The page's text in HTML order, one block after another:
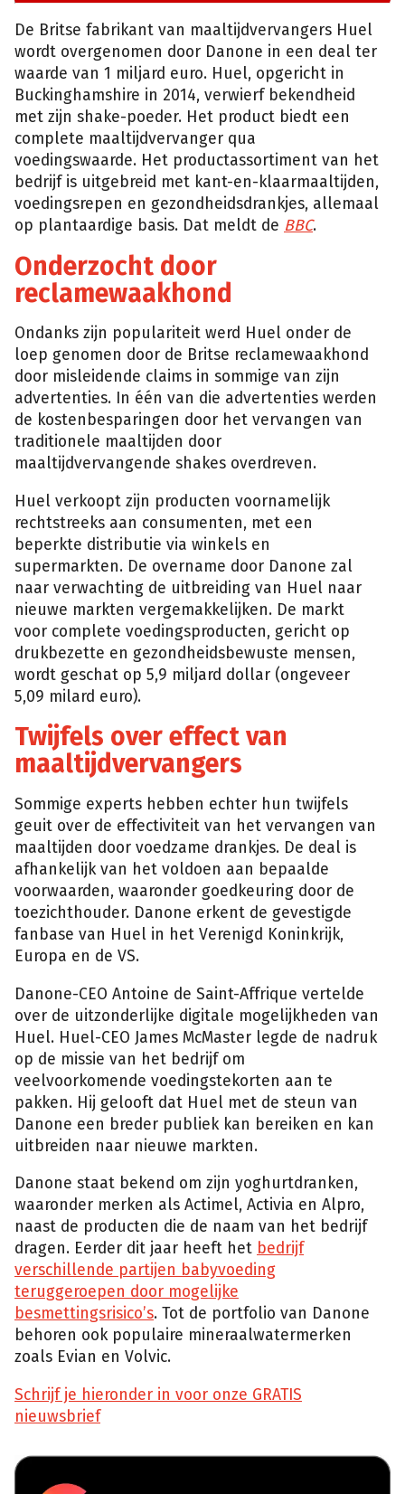
De Britse fabrikant van maaltijdvervangers Huel
wordt overgenomen door Danone in een deal ter
waarde van 1 miljard euro. Huel, opgericht in
Buckinghamshire in 2014, verwierf bekendheid
met zijn shake-poeder. Het product biedt een
complete maaltijdvervanger qua
voedingswaarde. Het productassortiment van het
bedrijf is uitgebreid met kant-en-klaarmaaltijden,
voedingsrepen en gezondheidsdrankjes, allemaal
op plantaardige basis. Dat meldt de BBC.
Onderzocht door
reclamewaakhond
Ondanks zijn populariteit werd Huel onder de
loep genomen door de Britse reclamewaakhond
door misleidende claims in sommige van zijn
advertenties. In één van die advertenties werden
de kostenbesparingen door het vervangen van
traditionele maaltijden door
maaltijdvervangende shakes overdreven.
Huel verkoopt zijn producten voornamelijk
rechtstreeks aan consumenten, met een
beperkte distributie via winkels en
supermarkten. De overname door Danone zal
naar verwachting de uitbreiding van Huel naar
nieuwe markten vergemakkelijken. De markt
voor complete voedingsproducten, gericht op
drukbezette en gezondheidsbewuste mensen,
wordt geschat op 5,9 miljard dollar (ongeveer
5,09 milard euro).
Twijfels over effect van
maaltijdvervangers
Sommige experts hebben echter hun twijfels
geuit over de effectiviteit van het vervangen van
maaltijden door voedzame drankjes. De deal is
afhankelijk van het voldoen aan bepaalde
voorwaarden, waaronder goedkeuring door de
toezichthouder. Danone erkent de gevestigde
fanbase van Huel in het Verenigd Koninkrijk,
Europa en de VS.
Danone-CEO Antoine de Saint-Affrique vertelde
over de uitzonderlijke digitale mogelijkheden van
Huel. Huel-CEO James McMaster legde de nadruk
op de missie van het bedrijf om
veelvoorkomende voedingstekorten aan te
pakken. Hij gelooft dat Huel met de steun van
Danone een breder publiek kan bereiken en kan
uitbreiden naar nieuwe markten.
Danone staat bekend om zijn yoghurtdranken,
waaronder merken als Actimel, Activia en Alpro,
naast de producten die de naam van het bedrijf
dragen. Eerder dit jaar heeft het bedrijf
verschillende partijen babyvoeding
teruggeroepen door mogelijke
besmettingsrisico’s. Tot de portfolio van Danone
behoren ook populaire mineraalwatermerken
zoals Evian en Volvic.
Schrijf je hieronder in voor onze GRATIS
nieuwsbrief